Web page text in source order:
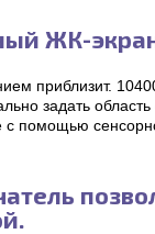
ЖК-
приблизит.
задать
помощью